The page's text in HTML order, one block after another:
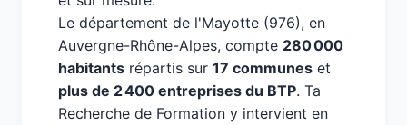
Le département de l'Mayotte (976), en
Auvergne-Rhône-Alpes, compte 280 000
habitants répartis sur 17 communes et
plus de 2 400 entreprises du BTP. Ta
Recherche de Formation y intervient en